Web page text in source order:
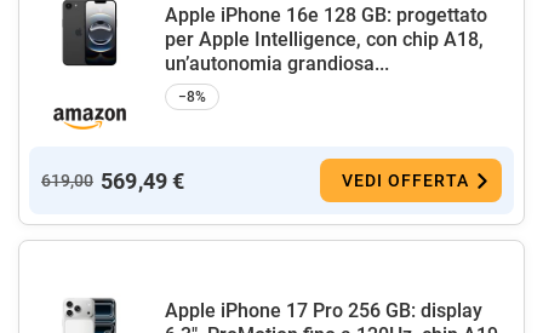
Apple iPhone 16e 128 GB: progettato
per Apple Intelligence, con chip A18,
un’autonomia grandiosa...
−8%
619,00 569,49 € VEDI OFFERTA
Apple iPhone 17 Pro 256 GB: display